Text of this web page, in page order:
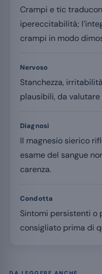
Crampi e tic
ipereccitabilità;
crampi in modo
Nervoso
Stanchezza,
plausibili, da
Diagnosi
Il magnesio sierico
esame del sangue
carenza.
Condotta
Sintomi persistenti o
consigliato prima di